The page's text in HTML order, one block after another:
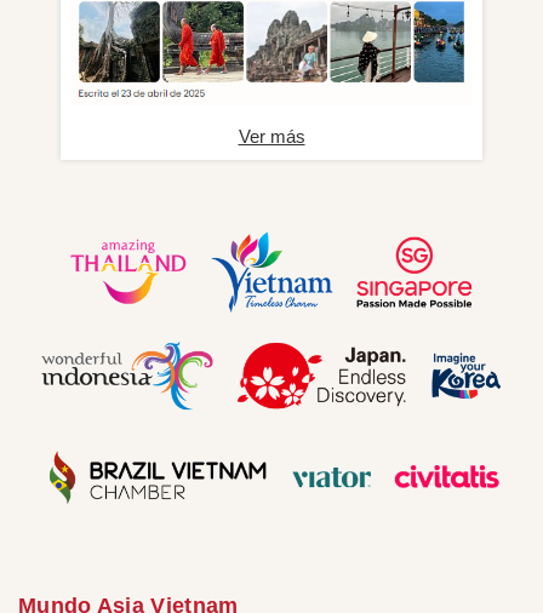
Ver más
Mundo Asia Vietnam